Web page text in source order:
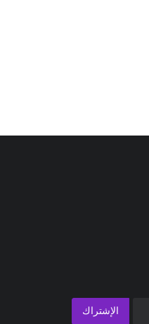
الإشتراك